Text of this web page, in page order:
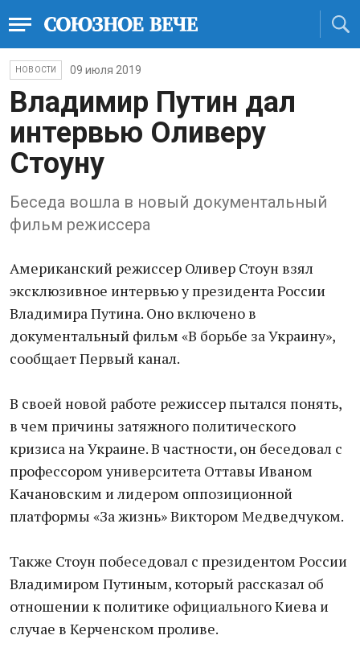
НОВОСТИ 09 июля 2019
Владимир Путин дал
интервью Оливеру
Стоуну
Беседа вошла в новый документальный
фильм режиссера
Американский режиссер Оливер Стоун взял
эксклюзивное интервью у президента России
Владимира Путина. Оно включено в
документальный фильм «В борьбе за Украину»,
сообщает Первый канал.
В своей новой работе режиссер пытался понять,
в чем причины затяжного политического
кризиса на Украине. В частности, он беседовал с
профессором университета Оттавы Иваном
Качановским и лидером оппозиционной
платформы «За жизнь» Виктором Медведчуком.
Также Стоун побеседовал с президентом России
Владимиром Путиным, который рассказал об
отношении к политике официального Киева и
случае в Керченском проливе.